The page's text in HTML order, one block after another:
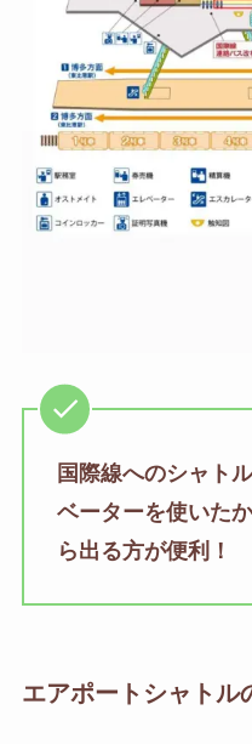
国際線へのシャト
ベーターを使いた
ら出る方が便利！
エアポートシャトル